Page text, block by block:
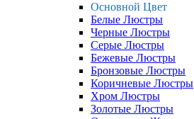
Основной Цвет
Белые Люстры
Черные Люстры
Серые Люстры
Бежевые Люстры
Бронзовые Люстры
Коричневые Люстры
Хром Люстры
Золотые Люстры